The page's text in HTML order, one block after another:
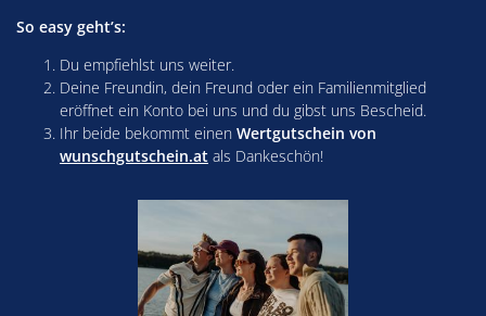
So easy geht’s:
Du empfiehlst uns weiter.
Deine Freundin, dein Freund oder ein Familienmitglied
eröffnet ein Konto bei uns und du gibst uns Bescheid.
Ihr beide bekommt einen Wertgutschein von
wunschgutschein.at als Dankeschön!